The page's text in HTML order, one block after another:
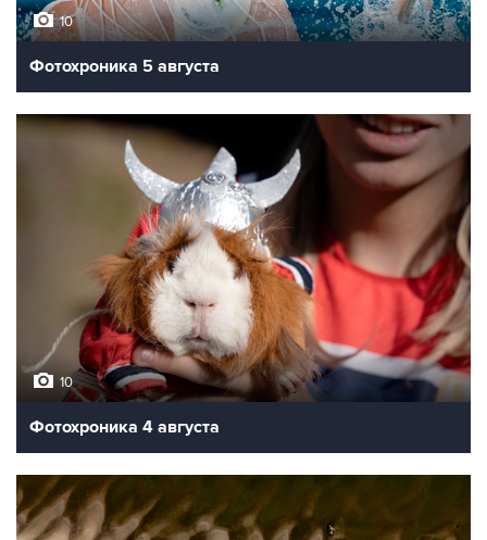
10
Фотохроника 5 августа
10
Фотохроника 4 августа